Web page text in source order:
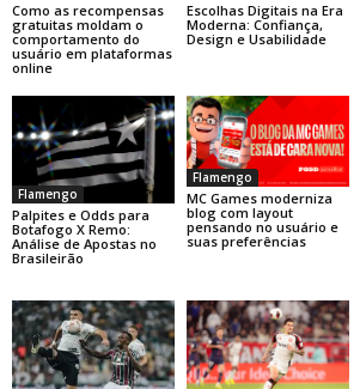
Como as recompensas
gratuitas moldam o
comportamento do
usuário em plataformas
online
Escolhas Digitais na Era
Moderna: Confiança,
Design e Usabilidade
Flamengo
Palpites e Odds para
Botafogo X Remo:
Análise de Apostas no
Brasileirão
Flamengo
MC Games moderniza
blog com layout
pensando no usuário e
suas preferências